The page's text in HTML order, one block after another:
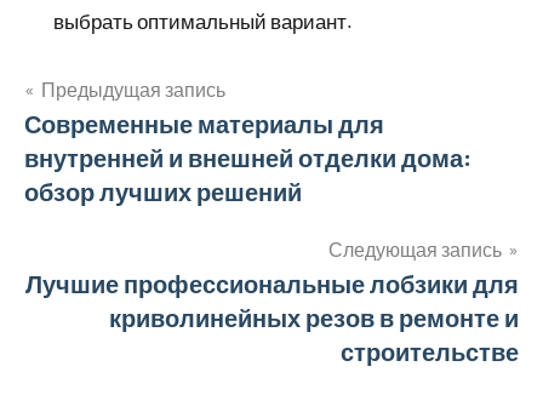
выбрать оптимальный вариант.
Навигация
по
Предыдущая запись
Современные материалы для
внутренней и внешней отделки дома:
обзор лучших решений
Следующая запись
Лучшие профессиональные лобзики для
криволинейных резов в ремонте и
строительстве